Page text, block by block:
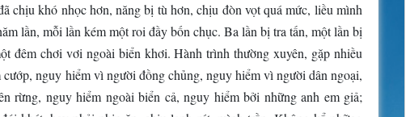
chịu khó nhọc hơn, năng bị tù hơn, chịu đòn vọt quá mức, liều mình
lần, mỗi lần kém một roi đầy bốn chục. Ba lần bị tra tấn, một lần bị
đêm chơi vơi ngoài biển khơi. Hành trình thường xuyên, gặp nhiều
nguy hiểm vì người đồng chủng, nguy hiểm vì người dân ngoại,
rừng, nguy hiểm ngoài biển cả, nguy hiểm bởi những anh em giả;